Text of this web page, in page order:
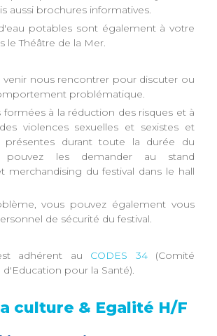
aussi brochures informatives.
potables sont également à votre
le Théâtre de la Mer.
venir nous rencontrer pour discuter ou
problématique.
formées à la réduction des risques et à
violences sexuelles et sexistes et
présentes durant toute la durée du
pouvez les demander au stand
merchandising du festival dans le hall
vous pouvez également vous
de sécurité du festival.
adhérent au CODES 34(Comité
pour la Santé).
culture & Egalité H/F